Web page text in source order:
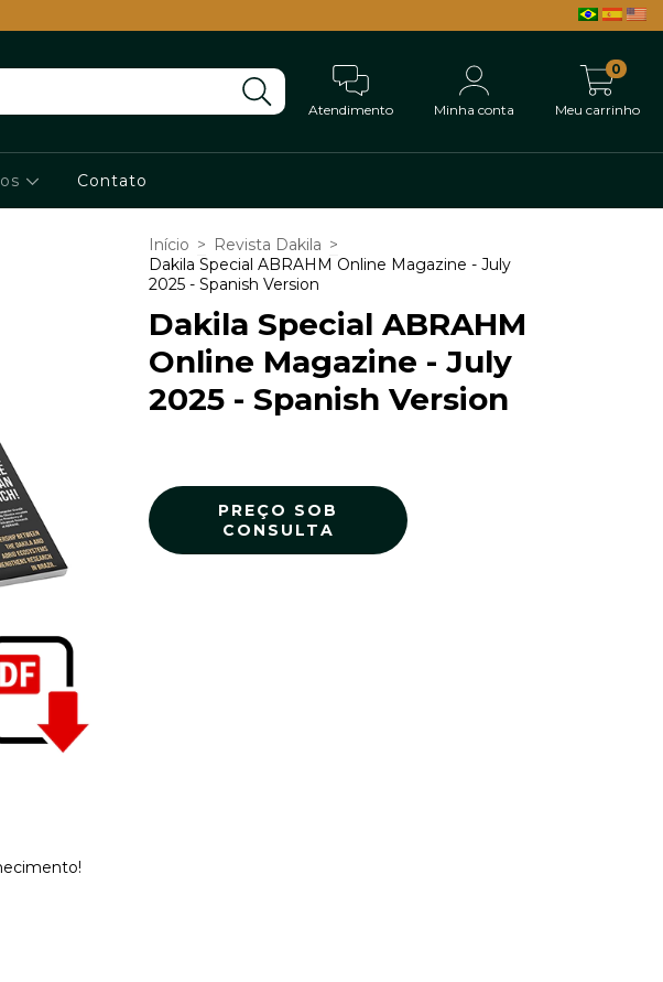
Atendimento Minha conta Meu carrinho
0
Contato
Início > Revista Dakila >
Dakila Special ABRAHM Online Magazine - July
2025 - Spanish Version
Dakila Special ABRAHM
Online Magazine - July
2025 - Spanish Version